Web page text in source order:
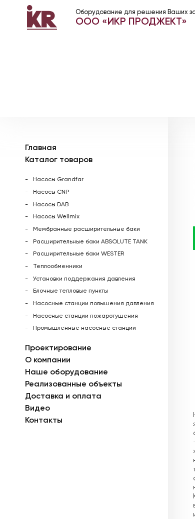
Оборудование для решения Ваших
ООО «ИКР ПРОДЖЕКТ»
Главная
Каталог товаров
Насосы Grandfar
Насосы CNP
Насосы DAB
Насосы Wellmix
Мембранные расширительные баки
Расширительные баки ABSOLUTE TANK
Расширительные баки WESTER
Теплообменники
Установки поддержания давления
Блочные тепловые пункты
Насосные станции повышения давления
Насосные станции пожаротушения
Промышленные насосные станции
Проектирование
О компании
Наше оборудование
Реализованные объекты
Доставка и оплата
Видео
Контакты